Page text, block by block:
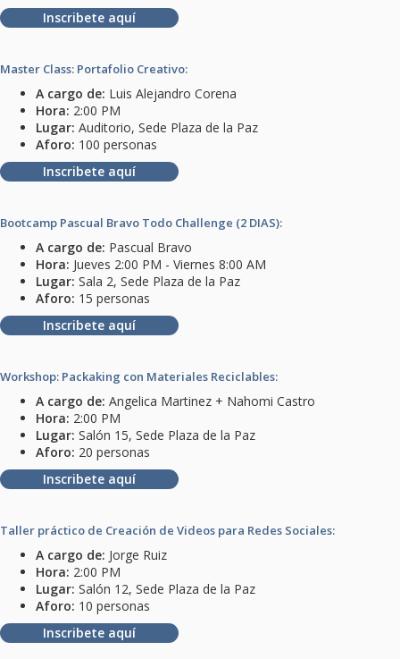
Inscribete aquí
Master Class: Portafolio Creativo:
A cargo de: Luis Alejandro Corena
Hora: 2:00 PM
Lugar: Auditorio, Sede Plaza de la Paz
Aforo: 100 personas
Inscribete aquí
Bootcamp Pascual Bravo Todo Challenge (2 DIAS):
A cargo de: Pascual Bravo
Hora: Jueves 2:00 PM - Viernes 8:00 AM
Lugar: Sala 2, Sede Plaza de la Paz
Aforo: 15 personas
Inscribete aquí
Workshop: Packaking con Materiales Reciclables:
A cargo de: Angelica Martinez + Nahomi Castro
Hora: 2:00 PM
Lugar: Salón 15, Sede Plaza de la Paz
Aforo: 20 personas
Inscribete aquí
Taller práctico de Creación de Videos para Redes Sociales:
A cargo de: Jorge Ruiz
Hora: 2:00 PM
Lugar: Salón 12, Sede Plaza de la Paz
Aforo: 10 personas
Inscribete aquí